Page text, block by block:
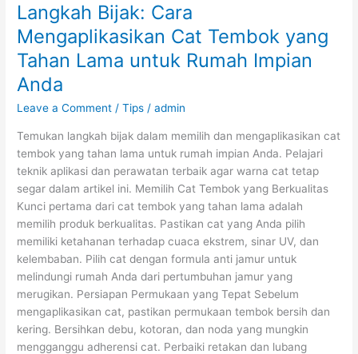
Langkah Bijak: Cara
Mengaplikasikan Cat Tembok yang
Tahan Lama untuk Rumah Impian
Anda
Leave a Comment /Tips /admin
Temukan langkah bijak dalam memilih dan mengaplikasikan cat
tembok yang tahan lama untuk rumah impian Anda. Pelajari
teknik aplikasi dan perawatan terbaik agar warna cat tetap
segar dalam artikel ini. Memilih Cat Tembok yang Berkualitas
Kunci pertama dari cat tembok yang tahan lama adalah
memilih produk berkualitas. Pastikan cat yang Anda pilih
memiliki ketahanan terhadap cuaca ekstrem, sinar UV, dan
kelembaban. Pilih cat dengan formula anti jamur untuk
melindungi rumah Anda dari pertumbuhan jamur yang
merugikan. Persiapan Permukaan yang Tepat Sebelum
mengaplikasikan cat, pastikan permukaan tembok bersih dan
kering. Bersihkan debu, kotoran, dan noda yang mungkin
mengganggu adherensi cat. Perbaiki retakan dan lubang